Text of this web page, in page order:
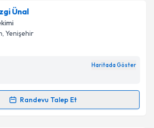
için randevu takvimi talebi
bu uzmandan randevu almanız için bir
e-posta ile bilgilendireceğiz.
verilerimin işlenmesine ilişkin
okudum ve kişisel verilerimin belirtilen
Ünal
, Yenişehir
Haritada Göster
Randevu Talep Et
Takvimi Talebi